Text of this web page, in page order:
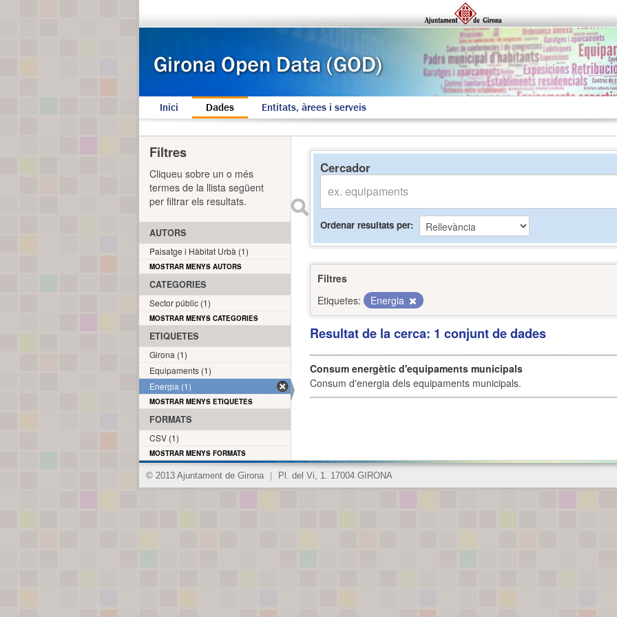
Inici Dades Entitats, àrees i serveis
Cercador
Ordenar resultats per
Filtres
Etiquetes:
Energia
Resultat de la cerca: 1 conjunt de dades
Consum energètic d'equipaments municipals
Consum d'energia dels equipaments municipals.
Filtres
Cliqueu sobre un o més
termes de la llista següent
per filtrar els resultats.
AUTORS
Paisatge i Hàbitat Urbà (1)
MOSTRAR MENYS AUTORS
CATEGORIES
Sector públic (1)
MOSTRAR MENYS CATEGORIES
ETIQUETES
Girona (1)
Equipaments (1)
Energia (1)
MOSTRAR MENYS ETIQUETES
FORMATS
CSV (1)
MOSTRAR MENYS FORMATS
© 2013 Ajuntament de Girona Pl. del Vi, 1. 17004 GIRONA